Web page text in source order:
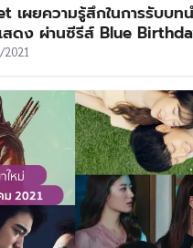
เผยความรู้สึกในการรับบท
สดง ผ่านซีรีส์ Blue